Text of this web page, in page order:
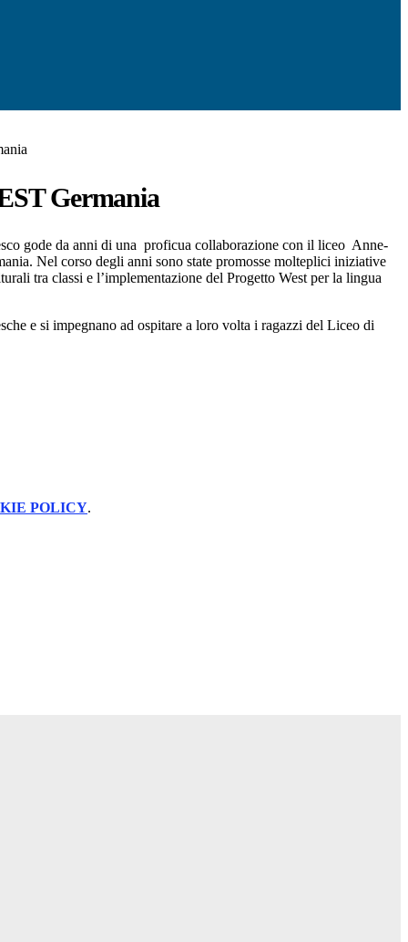
Germania
gode da anni di una proficua collaborazione con il liceo Anne-
Nel corso degli anni sono state promosse molteplici iniziative
tra classi e l’implementazione del Progetto West per la lingua
e si impegnano ad ospitare a loro volta i ragazzi del Liceo di
POLICY.